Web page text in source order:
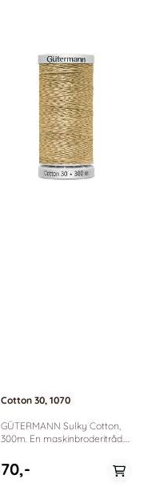
Cotton 30, 1070
GÜTERMANN Sulky Cotton,
300m. En maskinbroderitråd.
maskinbrodering, dekorative
sømmer og quilting.
70,-